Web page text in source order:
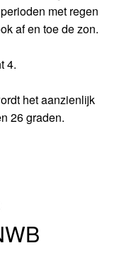
met regen
af en toe de zon.
4.
het aanzienlijk
26 graden.